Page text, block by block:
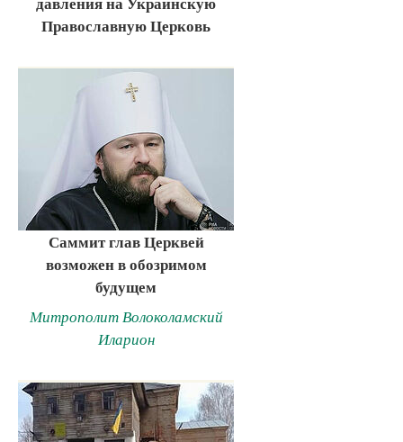
Православную Церковь
Саммит глав Церквей
возможен в обозримом
будущем
Митрополит Волоколамский
Иларион